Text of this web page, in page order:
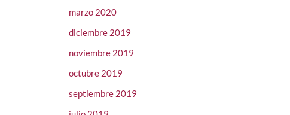
marzo 2020
diciembre 2019
noviembre 2019
octubre 2019
septiembre 2019